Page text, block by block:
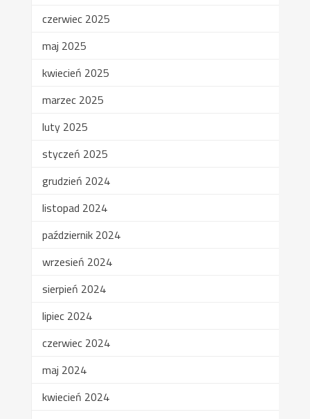
czerwiec 2025
maj 2025
kwiecień 2025
marzec 2025
luty 2025
styczeń 2025
grudzień 2024
listopad 2024
październik 2024
wrzesień 2024
sierpień 2024
lipiec 2024
czerwiec 2024
maj 2024
kwiecień 2024